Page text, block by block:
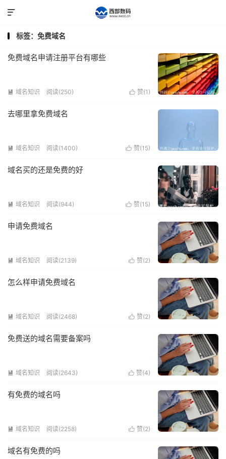

标签：免费域名
免费域名申请注册平台有哪些
 域名知识 阅读(250)  赞(1 )
去哪里拿免费域名
 域名知识 阅读(1400)  赞(15)
域名买的还是免费的好
 域名知识 阅读(944)  赞(15)
申请免费域名
 域名知识 阅读(2139)  赞(2)
怎么样申请免费域名
 域名知识 阅读(2468)  赞(2)
免费送的域名需要备案吗
 域名知识 阅读(2643)  赞(4)
有免费的域名吗
 域名知识 阅读(2258)  赞(2)
域名有免费的吗